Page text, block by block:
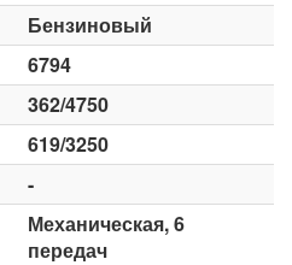
Бензиновый
6794
362/4750
619/3250
-
Механическая, 6
передач